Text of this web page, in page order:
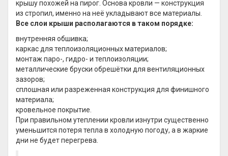
крышу похожей на пирог. Основа кровли — конструкция
из стропил, именно на неё укладывают все материалы.
Все слои крыши располагаются в таком порядке:
внутренняя обшивка;
каркас для теплоизоляционных материалов;
монтаж паро-, гидро- и теплоизоляции;
металлические бруски обрешётки для вентиляционных
зазоров;
сплошная или разреженная конструкция для финишного
материала;
кровельное покрытие.
При правильном утеплении кровли изнутри существенно
уменьшится потеря тепла в холодную погоду, а в жаркие
дни не будет перегрева.